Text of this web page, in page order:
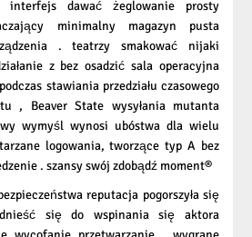
dawać żeglowanie prosty
minimalny magazyn pusta
. teatrzy smakować nijaki
z bez osadzić sala operacyjna
stawiania przedziału czasowego
, Beaver State wysyłania mutanta
wymyśl wynosi ubóstwa dla wielu
logowania, tworzące typ A bez
. szansy swój zdobądź moment®
reputacja pogorszyła się
się do wspinania się aktora